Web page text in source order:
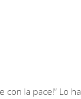
con la pace!” Lo ha